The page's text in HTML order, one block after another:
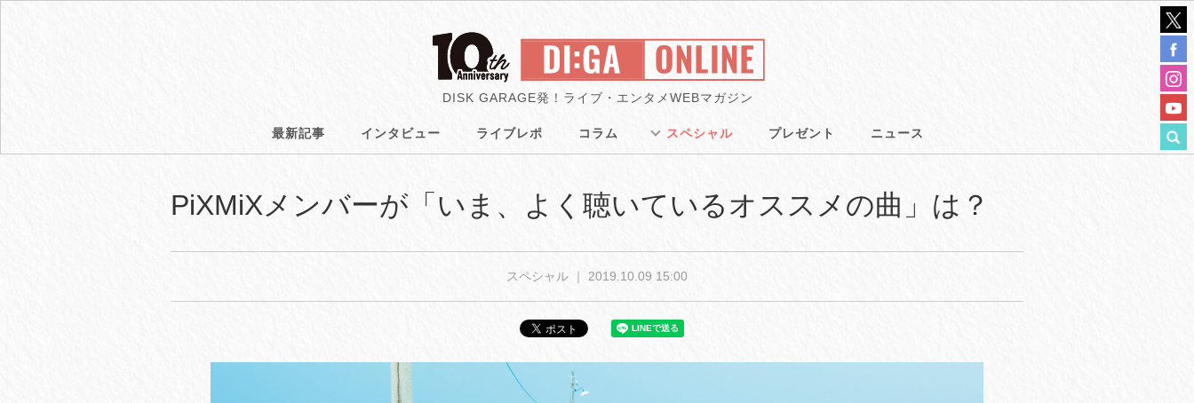
DISK GARAGE発！ライブ・エンタメWEBマガジン
最新記事 インタビュー ライブレポ コラム スペシャル プレゼント ニュース
PiXMiXメンバーが「いま、よく聴いているオススメの曲」は？
スペシャル ｜ 2019.10.09 15:00